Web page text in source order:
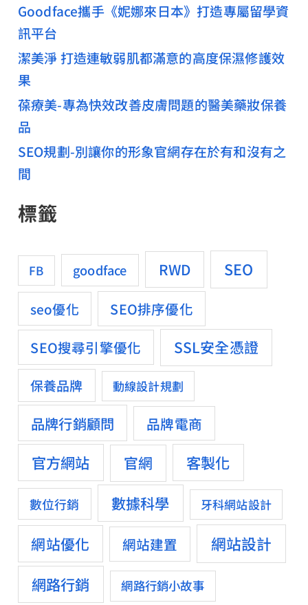
Goodface攜手《妮娜來日本》打造專屬留學資
訊平台
潔美淨 打造連敏弱肌都滿意的高度保濕修護效
果
葆療美-專為快效改善皮膚問題的醫美藥妝保養
品
SEO規劃-別讓你的形象官網存在於有和沒有之
間
標籤
FB goodface RWD SEO
seo優化
SEO排序優化
SEO搜尋引擎優化
SSL安全憑證
保養品牌 動線設計規劃
品牌行銷顧問 品牌電商
官方網站 官網 客製化
數位行銷 數據科學 牙科網站設計
網站優化 網站建置
網站設計
網路行銷
網路行銷小故事